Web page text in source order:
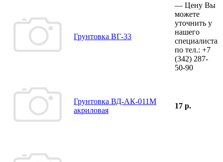
Грунтовка ВГ-33
— Цену Вы
можете
уточнить у
нашего
специалиста
по тел.: +7
(342) 287-
50-90
Грунтовка ВД-АК-011М
акриловая
17 р.